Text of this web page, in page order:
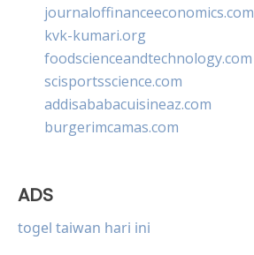
journaloffinanceeconomics.com
kvk-kumari.org
foodscienceandtechnology.com
scisportsscience.com
addisababacuisineaz.com
burgerimcamas.com
ADS
togel taiwan hari ini